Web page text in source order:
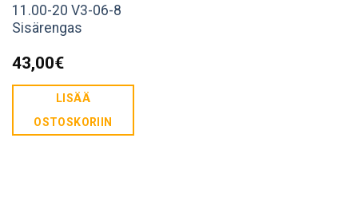
11.00-20 V3-06-8
Sisärengas
43,00€
LISÄÄ
OSTOSKORIIN